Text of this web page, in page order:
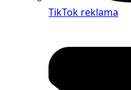
TikTok reklama